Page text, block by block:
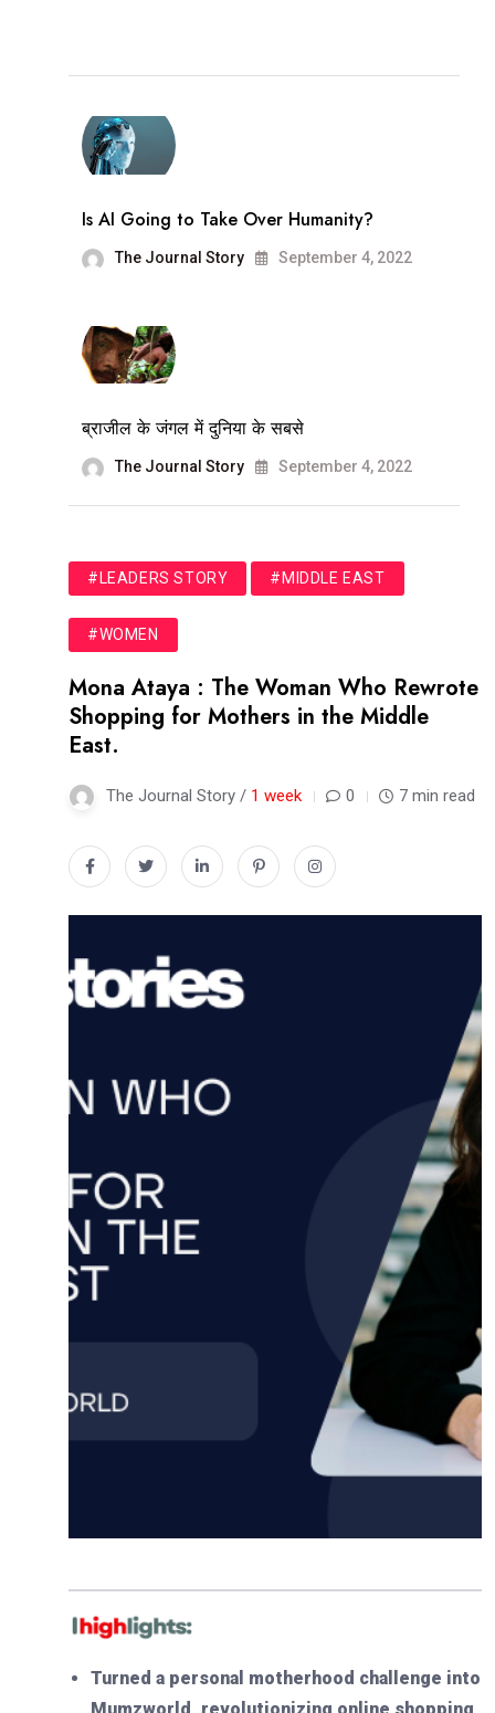
Is AI Going to Take Over Humanity?
The Journal Story September 4, 2022
ब्राजील के जंगल में दुनिया के सबसे
The Journal Story September 4, 2022
#LEADERS STORY #MIDDLE EAST
#WOMEN
Mona Ataya : The Woman Who Rewrote
Shopping for Mothers in the Middle
East.
The Journal Story / 1 week 0 7 min read
Turned a personal motherhood challenge into